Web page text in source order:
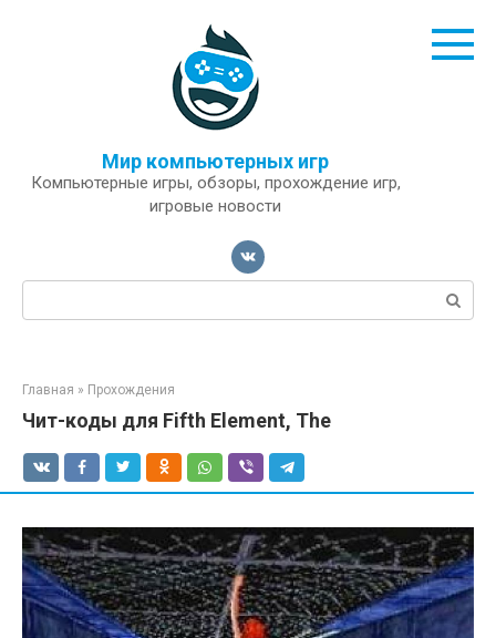
Мир компьютерных игр
Компьютерные игры, обзоры, прохождение игр,
игровые новости
Поиск:
Главная » Прохождения
Чит-коды для Fifth Element, The